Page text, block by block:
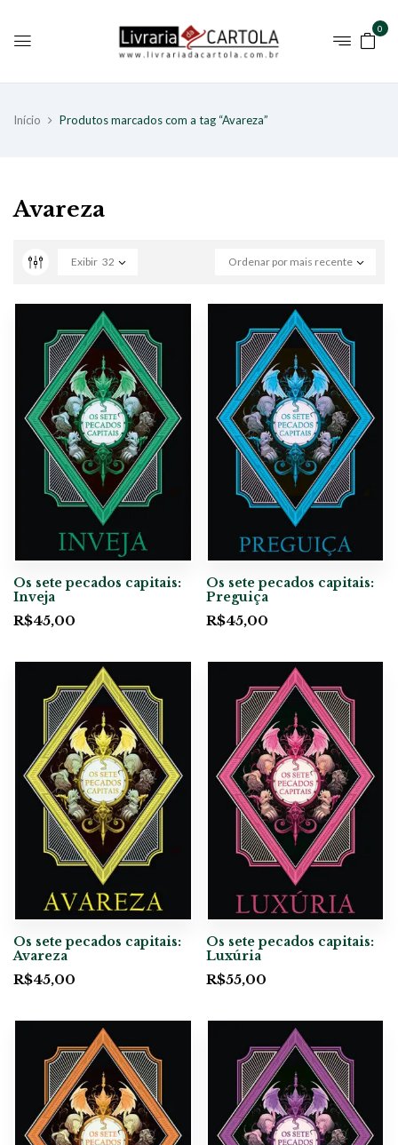
0
Início Produtos marcados com a tag “Avareza”
Avareza
Ordenar por mais recente
Exibir 32
Os sete pecados capitais:
Inveja
R$45,00
Os sete pecados capitais:
Preguiça
R$45,00
Os sete pecados capitais:
Avareza
R$45,00
Os sete pecados capitais:
Luxúria
R$55,00